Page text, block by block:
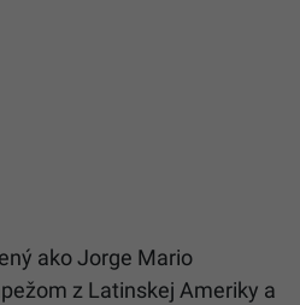
ako Jorge Mario
z Latinskej Ameriky a